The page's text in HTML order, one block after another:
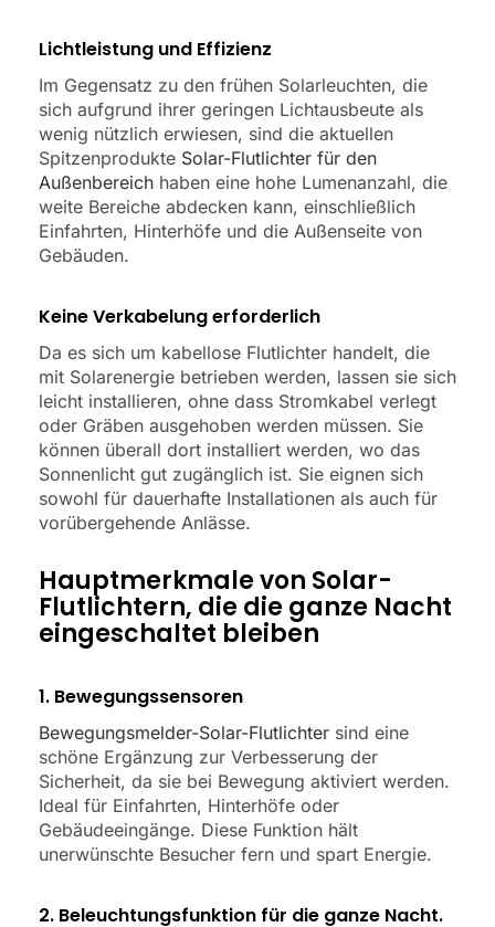
Lichtleistung und Effizienz
Im Gegensatz zu den frühen Solarleuchten, die
sich aufgrund ihrer geringen Lichtausbeute als
wenig nützlich erwiesen, sind die aktuellen
Spitzenprodukte Solar-Flutlichter für den
Außenbereich haben eine hohe Lumenanzahl, die
weite Bereiche abdecken kann, einschließlich
Einfahrten, Hinterhöfe und die Außenseite von
Gebäuden.
Keine Verkabelung erforderlich
Da es sich um kabellose Flutlichter handelt, die
mit Solarenergie betrieben werden, lassen sie sich
leicht installieren, ohne dass Stromkabel verlegt
oder Gräben ausgehoben werden müssen. Sie
können überall dort installiert werden, wo das
Sonnenlicht gut zugänglich ist. Sie eignen sich
sowohl für dauerhafte Installationen als auch für
vorübergehende Anlässe.
Hauptmerkmale von Solar-
Flutlichtern, die die ganze Nacht
eingeschaltet bleiben
1. Bewegungssensoren
Bewegungsmelder-Solar-Flutlichter sind eine
schöne Ergänzung zur Verbesserung der
Sicherheit, da sie bei Bewegung aktiviert werden.
Ideal für Einfahrten, Hinterhöfe oder
Gebäudeeingänge. Diese Funktion hält
unerwünschte Besucher fern und spart Energie.
2. Beleuchtungsfunktion für die ganze Nacht.